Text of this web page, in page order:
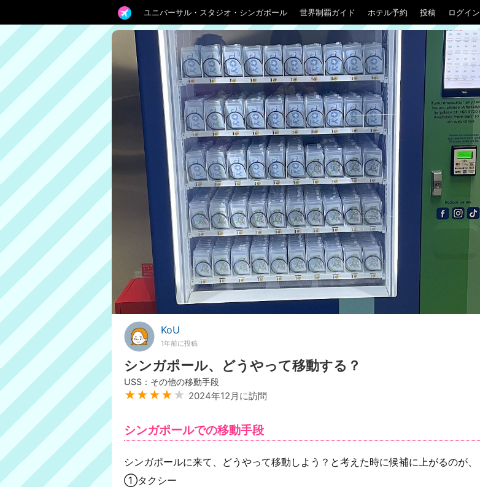
ユニバーサル・スタジオ・シンガポール 世界制覇ガイド ホテル予約 投稿 ログイン
KoU
1年前に投稿
シンガポール、どうやって移動する？
USS：その他の移動手段
★★★★ ★ 2024年12月に訪問
シンガポールでの移動手段
シンガポールに来て、どうやって移動しよう？と考えた時に候補に上がるのが、
①タクシー